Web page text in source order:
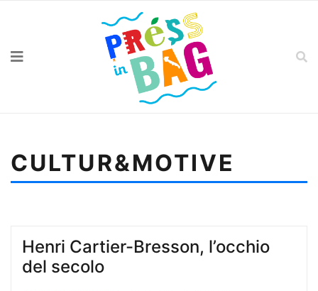
CULTUR&MOTIVE
Henri Cartier-Bresson, l’occhio
del secolo